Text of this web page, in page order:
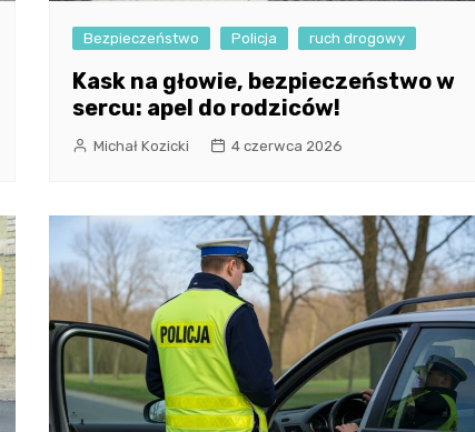
Bezpieczeństwo Policja ruch drogowy
Kask na głowie, bezpieczeństwo w
sercu: apel do rodziców!
Michał Kozicki 4 czerwca 2026